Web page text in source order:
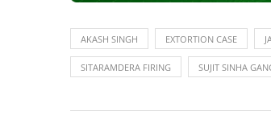
AKASH SINGH EXTORTION CASE
SITARAMDERA FIRING SUJIT SINHA